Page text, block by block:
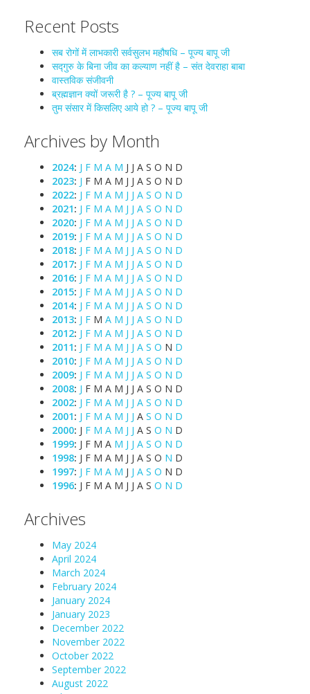
Recent Posts
सब रोगों में लाभकारी सर्वसुलभ महौषधि – पूज्य बापू जी
सद्गुरु के बिना जीव का कल्याण नहीं है – संत देवराहा बाबा
वास्तविक संजीवनी
ब्रह्मज्ञान क्यों जरूरी है ? – पूज्य बापू जी
तुम संसार में किसलिए आये हो ? – पूज्य बापू जी
Archives by Month
2024: J F M A M J J A S O N D
2023: J F M A M J J A S O N D
2022: J F M A M J J A S O N D
2021: J F M A M J J A S O N D
2020: J F M A M J J A S O N D
2019: J F M A M J J A S O N D
2018: J F M A M J J A S O N D
2017: J F M A M J J A S O N D
2016: J F M A M J J A S O N D
2015: J F M A M J J A S O N D
2014: J F M A M J J A S O N D
2013: J F M A M J J A S O N D
2012: J F M A M J J A S O N D
2011: J F M A M J J A S O N D
2010: J F M A M J J A S O N D
2009: J F M A M J J A S O N D
2008: J F M A M J J A S O N D
2002: J F M A M J J A S O N D
2001: J F M A M J J A S O N D
2000: J F M A M J J A S O N D
1999: J F M A M J J A S O N D
1998: J F M A M J J A S O N D
1997: J F M A M J J A S O N D
1996: J F M A M J J A S O N D
Archives
May 2024
April 2024
March 2024
February 2024
January 2024
January 2023
December 2022
November 2022
October 2022
September 2022
August 2022